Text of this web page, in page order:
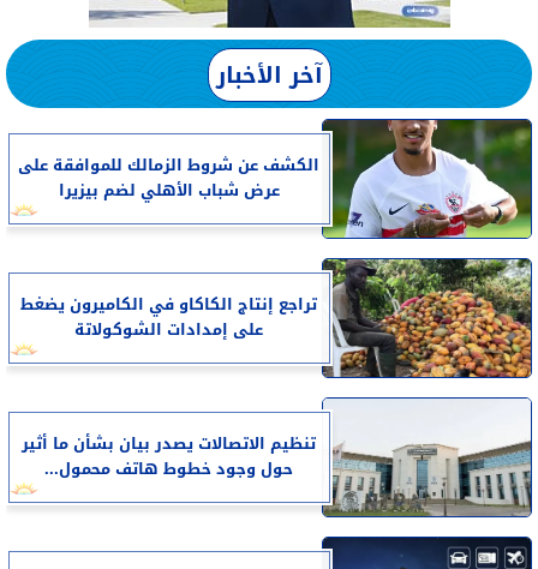
آخر الأخبار
الكشف عن شروط الزمالك للموافقة على
عرض شباب الأهلي لضم بيزيرا
تراجع إنتاج الكاكاو في الكاميرون يضغط
على إمدادات الشوكولاتة
تنظيم الاتصالات يصدر بيان بشأن ما أثير
حول وجود خطوط هاتف محمول...